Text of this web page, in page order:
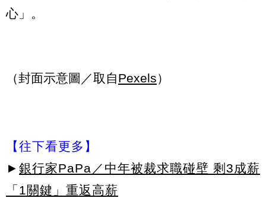
心」。
（封面示意圖／取自Pexels）
【往下看更多】
► 銀行家PaPa／中年被裁求職碰壁 剩3成薪
「1關鍵」重返高薪